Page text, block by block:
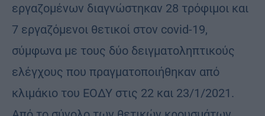
εργαζομένων διαγνώστηκαν 28 τρόφιμοι και
7 εργαζόμενοι θετικοί στον covid-19,
σύμφωνα με τους δύο δειγματοληπτικούς
ελέγχους που πραγματοποιήθηκαν από
κλιμάκιο του ΕΟΔΥ στις 22 και 23/1/2021.